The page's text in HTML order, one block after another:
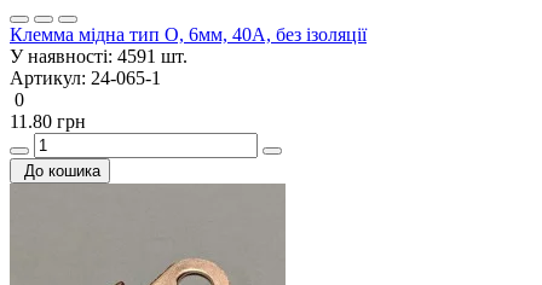
Клемма мідна тип О, 6мм, 40А, без ізоляції
У наявності: 4591 шт.
Артикул: 24-065-1
0
11.80 грн
До кошика